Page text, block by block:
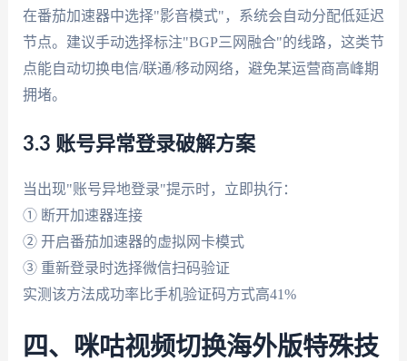
在番茄加速器中选择"影音模式"，系统会自动分配低延迟
节点。建议手动选择标注"BGP三网融合"的线路，这类节
点能自动切换电信/联通/移动网络，避免某运营商高峰期
拥堵。
3.3 账号异常登录破解方案
当出现"账号异地登录"提示时，立即执行：
① 断开加速器连接
② 开启番茄加速器的虚拟网卡模式
③ 重新登录时选择微信扫码验证
实测该方法成功率比手机验证码方式高41%
四、咪咕视频切换海外版特殊技